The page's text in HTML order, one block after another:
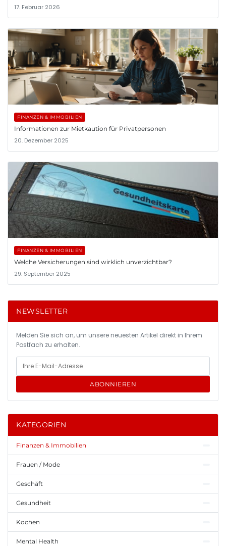
17. Februar 2026
FINANZEN & IMMOBILIEN
Informationen zur Mietkaution für Privatpersonen
20. Dezember 2025
FINANZEN & IMMOBILIEN
Welche Versicherungen sind wirklich unverzichtbar?
29. September 2025
NEWSLETTER
Melden Sie sich an, um unsere neuesten Artikel direkt in Ihrem
Postfach zu erhalten.
ABONNIEREN
KATEGORIEN
Finanzen & Immobilien
Frauen / Mode
Geschäft
Gesundheit
Kochen
Mental Health